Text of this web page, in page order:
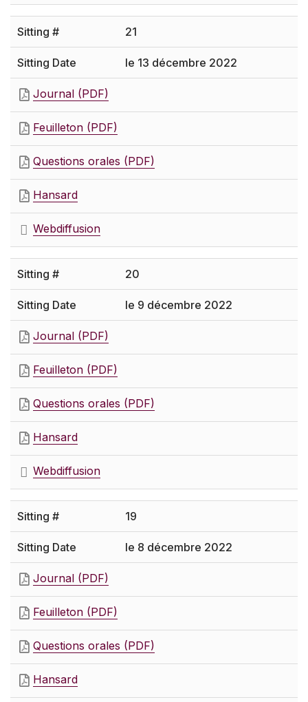
21
le 13 décembre 2022
Journal (PDF)
Feuilleton (PDF)
Questions orales (PDF)
Hansard
Webdiffusion
20
le 9 décembre 2022
Journal (PDF)
Feuilleton (PDF)
Questions orales (PDF)
Hansard
Webdiffusion
19
le 8 décembre 2022
Journal (PDF)
Feuilleton (PDF)
Questions orales (PDF)
Hansard